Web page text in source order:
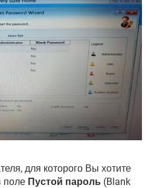
для которого Вы хотите
поле Пустой пароль (Blank